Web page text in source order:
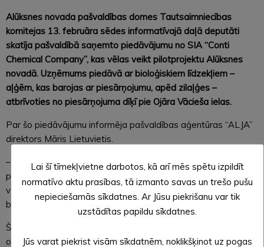
Alūksnes novada pašvaldības domes Tautsaimniecības
komitejas 13. februāra sēdes informatīvajā daļā deputāti
skatīja pašvaldībā saņemto piedāvājumu no SIA “Conti
Chemical Company”, kas vēlas veikt pilotprojektu Alūksnes
novadā. Uzņēmums piedāvā ar bioloģiskiem līdzekļiem –
aļģēm, kas barojas ar piesārņojumu, apēd zilaļģes –
atbrīvoties no piesārņojuma dīķī pie Ojāra Vācieša ielas.
Par šo piedāvājumu informēja pašvaldības aģentūras “ALJA”
direktors Māris Lietuvietis.
– Apzinoties, ka dīķis gadu laikā ir uzkrājis ievērojamu
piesārņojuma daļu no pilsētas notekūdeņiem, ir nepieciešams
vērst uzmanību tā attīrīšanai un piesārņojuma novēršanai un
būtiski uzsvērt, ka tā notece ir uz Alūksnes ezeru.
Šī tehnoloģija, ko piedāvā kompānija, ir aļģes, kas ir bioloģisks
organisms, kurš jau tiek izmantots akvakultūrā kā zivju
Lai šī tīmekļvietne darbotos, kā arī mēs spētu izpildīt
normatīvo aktu prasības, tā izmanto savas un trešo pušu
nepieciešamās sīkdatnes. Ar Jūsu piekrišanu var tik
uzstādītas papildu sīkdatnes.
Jūs varat piekrist visām sīkdatnēm, noklikšķinot uz pogas